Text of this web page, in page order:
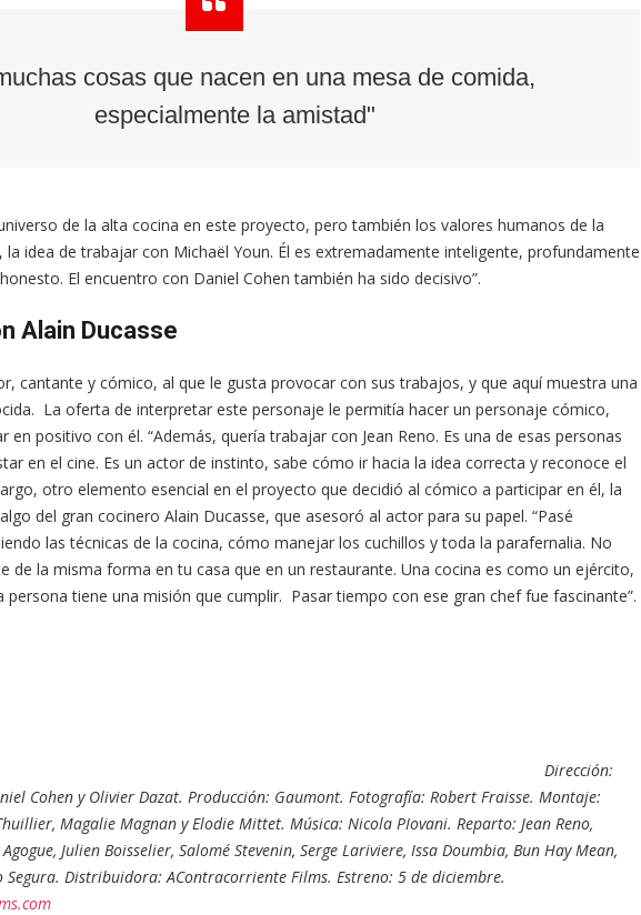
cosas que nacen en una mesa de comida,
especialmente la amistad"
de la alta cocina en este proyecto, pero también los valores humanos de la
idea de trabajar con Michaël Youn. Él es extremadamente inteligente, profundamente
El encuentro con Daniel Cohen también ha sido decisivo”.
Alain Ducasse
cantante y cómico, al que le gusta provocar con sus trabajos, y que aquí muestra una
La oferta de interpretar este personaje le permitía hacer un personaje cómico,
en positivo con él. “Además, quería trabajar con Jean Reno. Es una de esas personas
en el cine. Es un actor de instinto, sabe cómo ir hacia la idea correcta y reconoce el
otro elemento esencial en el proyecto que decidió al cómico a participar en él, la
del gran cocinero Alain Ducasse, que asesoró al actor para su papel. “Pasé
las técnicas de la cocina, cómo manejar los cuchillos y toda la parafernalia. No
de la misma forma en tu casa que en un restaurante. Una cocina es como un ejército,
persona tiene una misión que cumplir. Pasar tiempo con ese gran chef fue fascinante”.
Dirección:
Cohen y Olivier Dazat. Producción: Gaumont. Fotografía: Robert Fraisse. Montaje:
Magalie Magnan y Elodie Mittet. Música: Nicola PIovani. Reparto: Jean Reno,
Julien Boisselier, Salomé Stevenin, Serge Lariviere, Issa Doumbia, Bun Hay Mean,
Segura. Distribuidora: AContracorriente Films. Estreno: 5 de diciembre.